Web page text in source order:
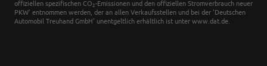
offiziellen spezifischen CO 2-Emissionen und den offiziellen Stromverbrauch neuer
PKW' entnommen werden, der an allen Verkaufsstellen und bei der 'Deutschen
Automobil Treuhand GmbH' unentgeltlich erhältlich ist unter www.dat.de.